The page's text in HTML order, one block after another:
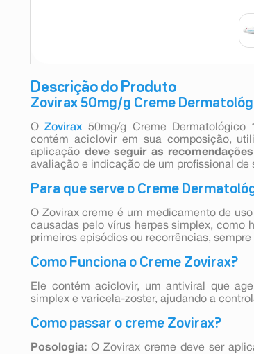
Descrição do Produto
Zovirax 50mg/g Creme
OZovirax 50mg/g Creme
contém aciclovir em sua composição,
aplicação deve seguir as
avaliação e indicação de um profissional de
Para que serve o Creme
O Zovirax creme é um medicamento de
causadas pelo vírus herpes simplex, como
primeiros episódios ou recorrências,
Como Funciona o Creme Zovirax?
Ele contém aciclovir, um antiviral que
simplex e varicela-zoster, ajudando a
Como passar o creme Zovirax?
Posologia: O Zovirax creme deve ser